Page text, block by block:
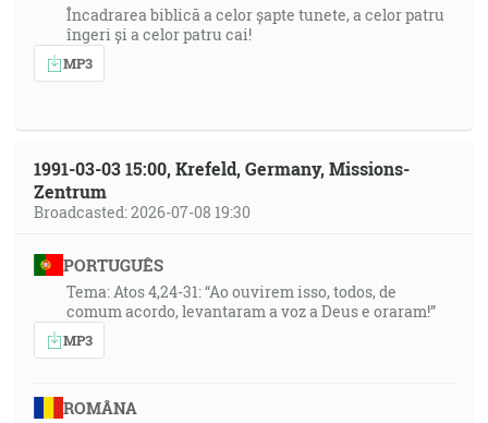
Încadrarea biblică a celor șapte tunete, a celor patru
îngeri și a celor patru cai!
MP3
1991-03-03 15:00, Krefeld, Germany, Missions-
Zentrum
Broadcasted: 2026-07-08 19:30
PORTUGUÊS
Tema: Atos 4,24-31: “Ao ouvirem isso, todos, de
comum acordo, levantaram a voz a Deus e oraram!”
MP3
ROMÂNA